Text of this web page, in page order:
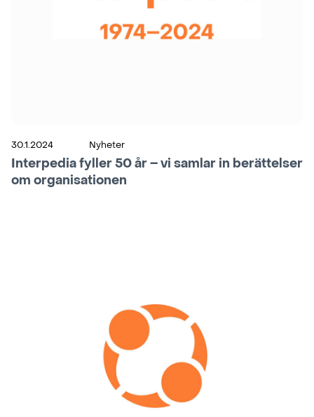
30.1.2024 Nyheter
Interpedia fyller 50 år – vi samlar in berättelser
om organisationen